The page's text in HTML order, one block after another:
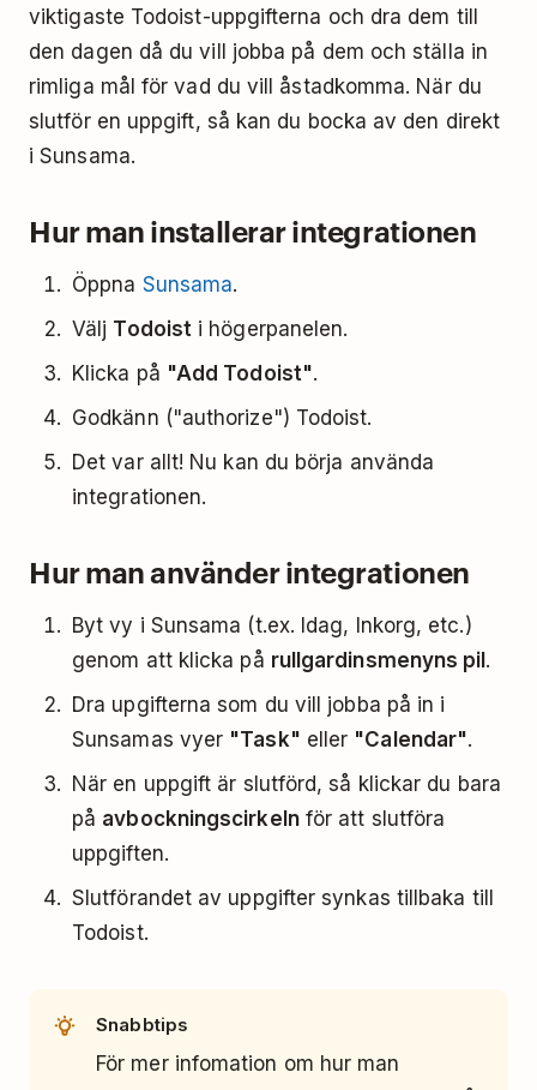
viktigaste Todoist-uppgifterna och dra dem till
den dagen då du vill jobba på dem och ställa in
rimliga mål för vad du vill åstadkomma. När du
slutför en uppgift, så kan du bocka av den direkt
i Sunsama.
Hur man installerar integrationen
Öppna Sunsama.
Välj Todoist i högerpanelen.
Klicka på "Add Todoist".
Godkänn ("authorize") Todoist.
Det var allt! Nu kan du börja använda
integrationen.
Hur man använder integrationen
Byt vy i Sunsama (t.ex. Idag, Inkorg, etc.)
genom att klicka på rullgardinsmenyns pil .
Dra upgifterna som du vill jobba på in i
Sunsamas vyer "Task" eller "Calendar".
När en uppgift är slutförd, så klickar du bara
på avbockningscirkelnför att slutföra
uppgiften.
Slutförandet av uppgifter synkas tillbaka till
Todoist.
Snabbtips
För mer infomation om hur man